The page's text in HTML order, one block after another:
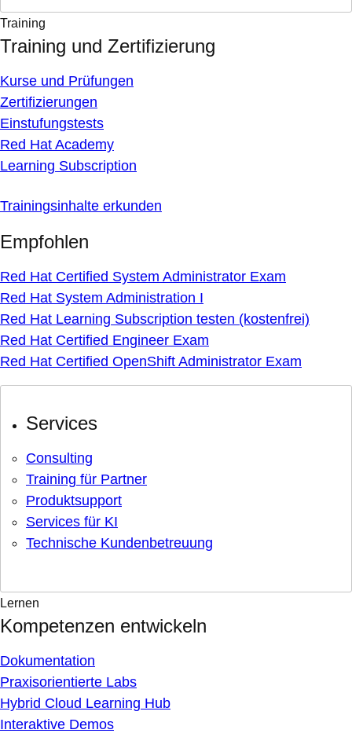
Training
Training und Zertifizierung
Kurse und Prüfungen
Zertifizierungen
Einstufungstests
Red Hat Academy
Learning Subscription
Trainingsinhalte erkunden
Empfohlen
Red Hat Certified System Administrator Exam
Red Hat System Administration I
Red Hat Learning Subscription testen (kostenfrei)
Red Hat Certified Engineer Exam
Red Hat Certified OpenShift Administrator Exam
Services
Consulting
Training für Partner
Produktsupport
Services für KI
Technische Kundenbetreuung
Lernen
Kompetenzen entwickeln
Dokumentation
Praxisorientierte Labs
Hybrid Cloud Learning Hub
Interaktive Demos